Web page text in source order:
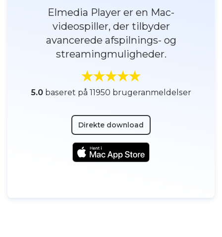
Elmedia Player er en Mac-
videospiller, der tilbyder
avancerede afspilnings- og
streamingmuligheder.
5.0 baseret på 11950 brugeranmeldelser
Direkte download